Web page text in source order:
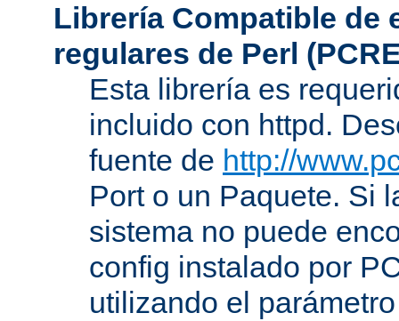
Librería Compatible de
regulares de Perl
Esta librería es
incluido con httpd.
fuente de http://
Port o un Paquete. Si
sistema no puede
config instalado por
utilizando el parámetro